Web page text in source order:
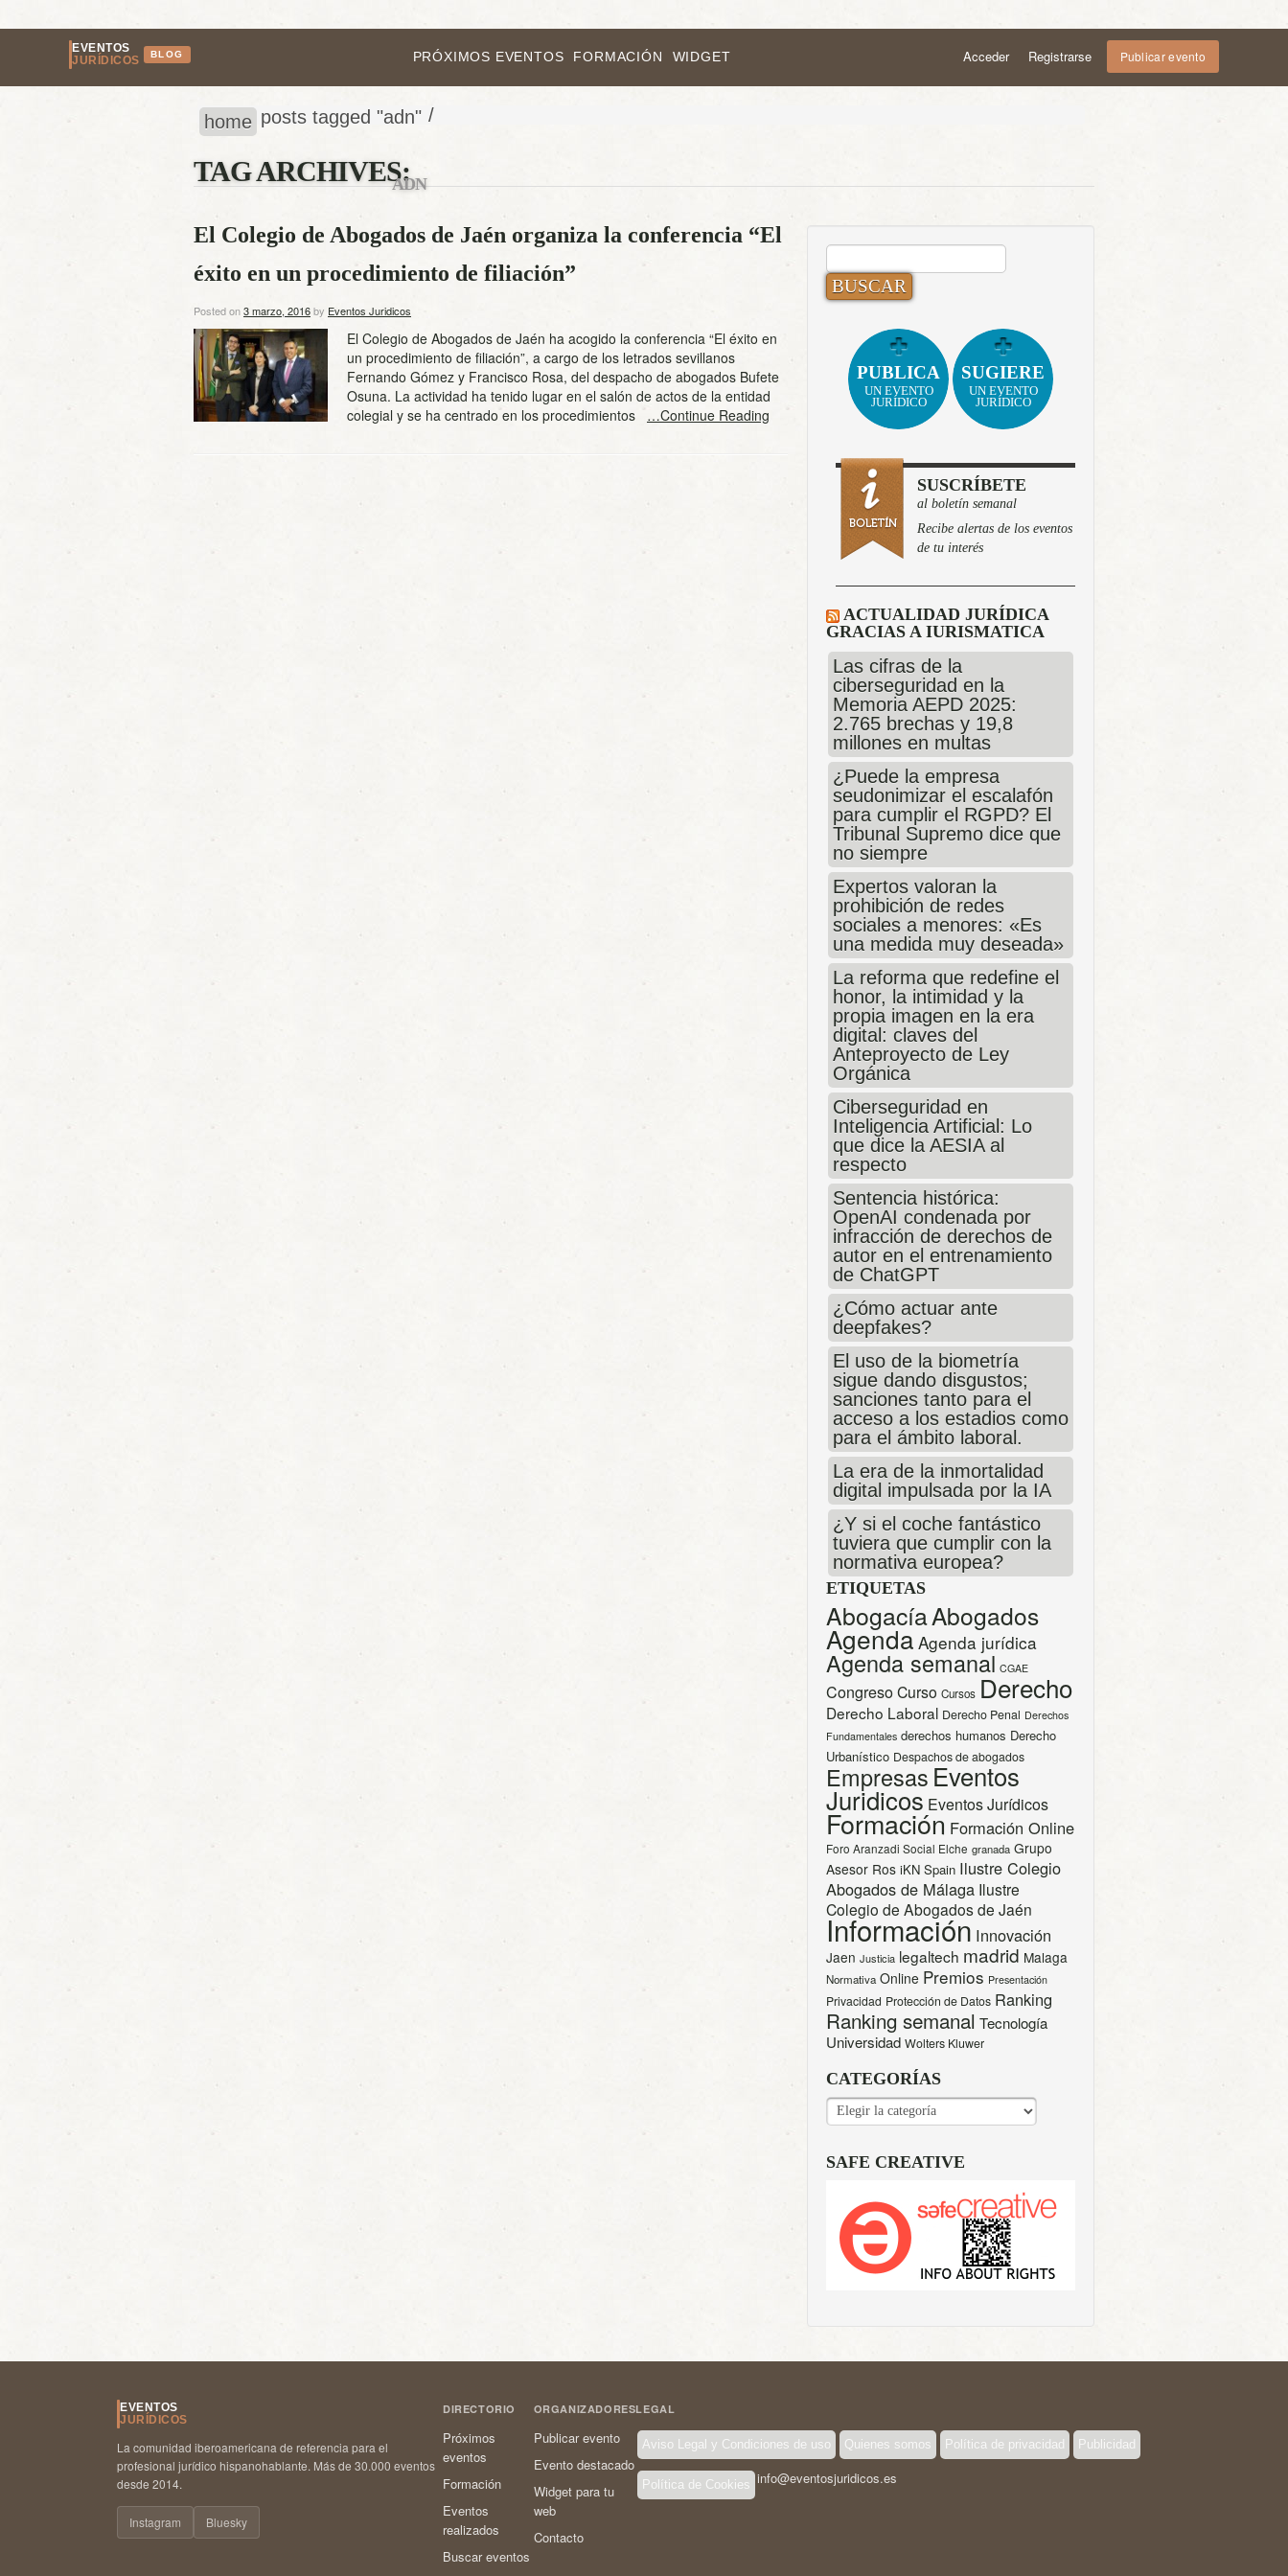
EVENTOS
JURÍDICOS
BLOG PRÓXIMOS EVENTOS FORMACIÓN WIDGET Acceder Registrarse Publicar evento
home /
posts tagged "adn"
TAG ARCHIVES:ADN
El Colegio de Abogados de Jaén organiza la conferencia “El
éxito en un procedimiento de filiación”
Posted on3 marzo, 2016by Eventos Juridicos
El Colegio de Abogados de Jaén ha acogido la conferencia “El éxito en
un procedimiento de filiación”, a cargo de los letrados sevillanos
Fernando Gómez y Francisco Rosa, del despacho de abogados Bufete
Osuna. La actividad ha tenido lugar en el salón de actos de la entidad
colegial y se ha centrado en los procedimientos …Continue Reading
BUSCAR:
PUBLICA
UN EVENTO
JURÍDICO
SUGIERE
UN EVENTO
JURÍDICO
SUSCRÍBETE
al boletín semanal
Recibe alertas de los eventos
de tu interés
ACTUALIDAD JURÍDICA
GRACIAS A IURISMATICA
Las cifras de la
ciberseguridad en la
Memoria AEPD 2025:
2.765 brechas y 19,8
millones en multas
¿Puede la empresa
seudonimizar el escalafón
para cumplir el RGPD? El
Tribunal Supremo dice que
no siempre
Expertos valoran la
prohibición de redes
sociales a menores: «Es
una medida muy deseada»
La reforma que redefine el
honor, la intimidad y la
propia imagen en la era
digital: claves del
Anteproyecto de Ley
Orgánica
Ciberseguridad en
Inteligencia Artificial: Lo
que dice la AESIA al
respecto
Sentencia histórica:
OpenAI condenada por
infracción de derechos de
autor en el entrenamiento
de ChatGPT
¿Cómo actuar ante
deepfakes?
El uso de la biometría
sigue dando disgustos;
sanciones tanto para el
acceso a los estadios como
para el ámbito laboral.
La era de la inmortalidad
digital impulsada por la IA
¿Y si el coche fantástico
tuviera que cumplir con la
normativa europea?
ETIQUETAS
AbogacíaAbogados
Agenda Agenda jurídica
Agenda semanal CGAE
CongresoCurso Cursos Derecho
Derecho Laboral Derecho Penal Derechos
Fundamentales derechos humanos Derecho
Urbanístico Despachos de abogados
Empresas Eventos
Juridicos Eventos Jurídicos
Formación Formación Online
Foro Aranzadi Social Elche granada Grupo
Asesor Ros iKN Spain Ilustre Colegio
Abogados de Málaga Ilustre
Colegio de Abogados de Jaén
Información Innovación
Jaen Justicia legaltech madrid Malaga
Normativa Online Premios Presentación
Privacidad Protección de Datos Ranking
Ranking semanal Tecnología
Universidad Wolters Kluwer
CATEGORÍAS
CATEGORÍAS
SAFE CREATIVE
EVENTOS
JURÍDICOS
La comunidad iberoamericana de referencia para el
profesional jurídico hispanohablante. Más de 30.000 eventos
desde 2014.
Instagram Bluesky
DIRECTORIO
Próximos
eventos
Formación
Eventos
realizados
Buscar eventos
ORGANIZADORES
Publicar evento
Evento destacado
Widget para tu
web
Contacto
LEGAL
Aviso Legal y Condiciones de uso Quienes somos Política de privacidad Publicidad
Política de Cookies info@eventosjuridicos.es